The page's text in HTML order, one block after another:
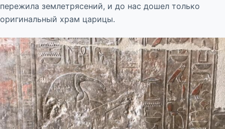
пережила землетрясений, и до нас дошел только
оригинальный храм царицы.